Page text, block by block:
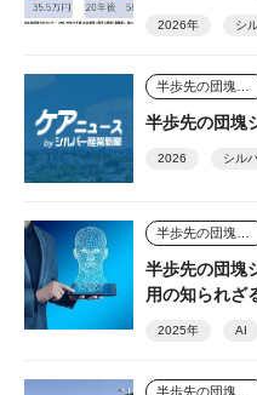
2026年 シ
半歩先の団
2026 シル
半歩先の団塊
用の知られざ
2025年 AI